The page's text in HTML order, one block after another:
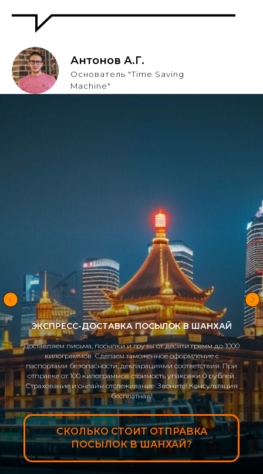
Антонов А.Г.
Основатель "Time Saving
Machine"
ЭКСПРЕСС-ДОСТАВКА ПОСЫЛОК В ПЕКИН
Доставляем письма, посылки и грузы от десяти грамм до 1000
килограммов. Сделаем таможенное оформление с
паспортами безопасности, декларациями соответствия. При
отправке от 100 килограммов стоимость упаковки 0 рублей.
Страхование и онлайн отслеживание. Звоните! Консультация
бесплатная!
СКОЛЬКО СТОИТ ОТПРАВКА
ПОСЫЛОК В ПЕКИН?